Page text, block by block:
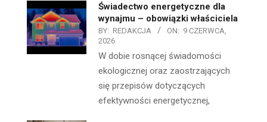
Świadectwo energetyczne dla
wynajmu – obowiązki właściciela
BY: REDAKCJA ON: 9 CZERWCA,
2026
W dobie rosnącej świadomości
ekologicznej oraz zaostrzających
się przepisów dotyczących
efektywności energetycznej,